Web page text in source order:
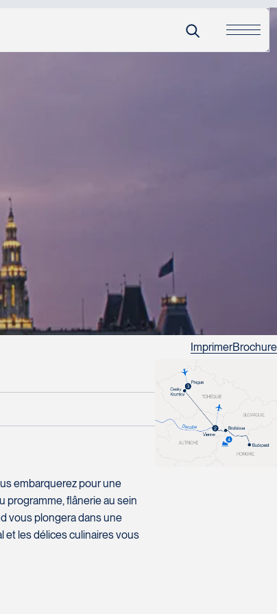
ImprimerBrochure
embarquerez pour une
programme, flânerie au sein
vous plongera dans une
et les délices culinaires vous